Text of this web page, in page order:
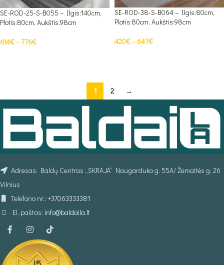
SE-ROD-25-S-B055 – Ilgis:140cm,
Plotis:80cm, Aukštis:98cm
614€– 776€
SE-ROD-38-S-B064 – Ilgis:80cm,
Plotis:80cm, Aukštis:98cm
420€– 647€
1 2 →
Adresas: Baldų Centras „SKRAJA“ Naugarduko g. 55A/ Žemaitės g. 26
Vilnius
Telefono nr.: +37063333381
El. paštas: info@baldaila.lt